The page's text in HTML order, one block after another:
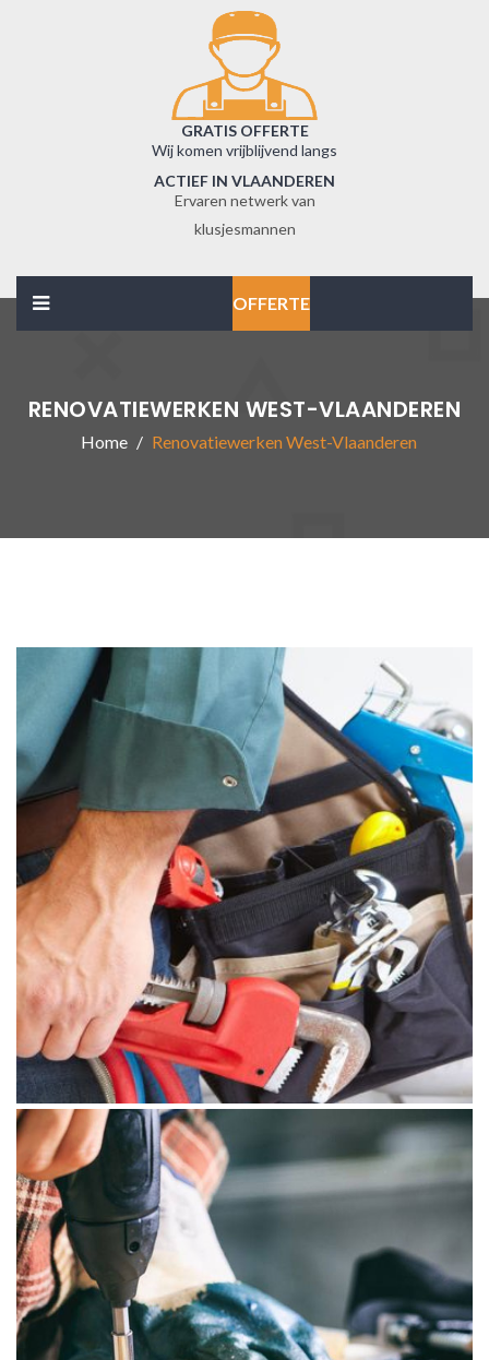
GRATIS OFFERTE
Wij komen vrijblijvend langs
ACTIEF IN VLAANDEREN
Ervaren netwerk van
klusjesmannen
OFFERTE
RENOVATIEWERKEN WEST-VLAANDEREN
Home Renovatiewerken West-Vlaanderen